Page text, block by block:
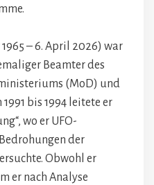
– 6. April 2026) war
Beamter des
(MoD) und
bis 1994 leitete er
wo er UFO-
der
Obwohl er
er nach Analyse